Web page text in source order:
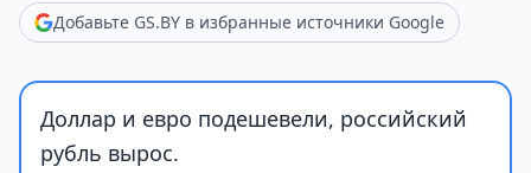
Добавьте GS.BY в избранные источники Google
Доллар и евро подешевели, российский
рубль вырос.